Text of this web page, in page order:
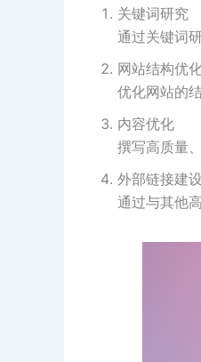
关键词研究
通过关键词
网站结构优
优化网站的
内容优化
撰写高质量
外部链接建设
通过与其他